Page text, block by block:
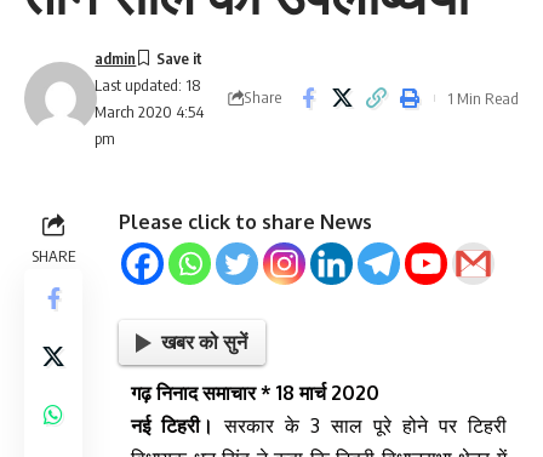
Last updated: 18
March 2020 4:54
pm
admin
Share 1 Min Read
SHARE
Please click to share News
खबर को सुनें
गढ़ निनाद समाचार * 18 मार्च 2020
नई टिहरी। सरकार के 3 साल पूरे होने पर टिहरी